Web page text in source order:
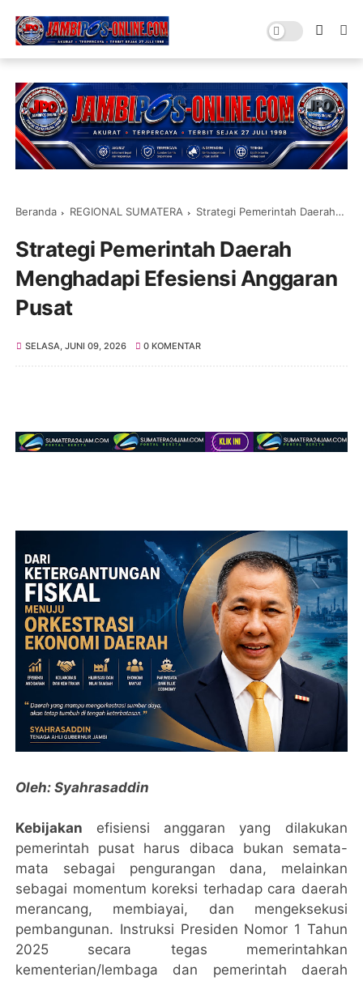
Beranda REGIONAL SUMATERA Strategi Pemerintah Daerah Menghadapi Efesiensi Anggaran Pusat
Strategi Pemerintah Daerah
Menghadapi Efesiensi Anggaran
Pusat
SELASA, JUNI 09, 2026 0 KOMENTAR
Oleh: Syahrasaddin
Kebijakan efisiensi anggaran yang dilakukan
pemerintah pusat harus dibaca bukan semata-
mata sebagai pengurangan dana, melainkan
sebagai momentum koreksi terhadap cara daerah
merancang, membiayai, dan mengeksekusi
pembangunan. Instruksi Presiden Nomor 1 Tahun
2025 secara tegas memerintahkan
kementerian/lembaga dan pemerintah daerah